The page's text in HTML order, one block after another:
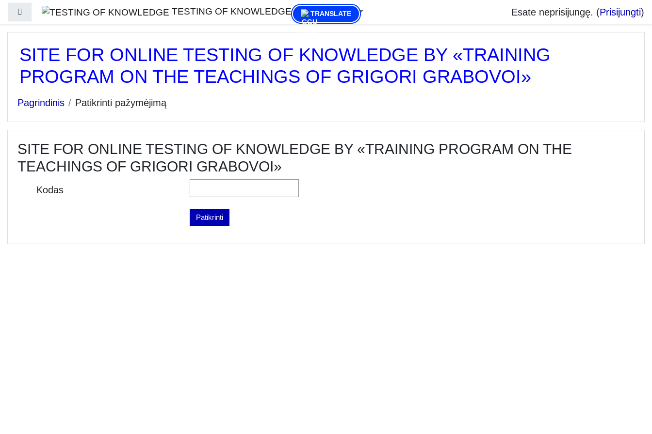
Pereiti į pagrindinį turinį
Šoninis skydelis TESTING OF KNOWLEDGE Lietuvių ‎(lt)‎ Esate neprisijungę. (Prisijungti)
SITE FOR ONLINE TESTING OF KNOWLEDGE BY «TRAINING
PROGRAM ON THE TEACHINGS OF GRIGORI GRABOVOI»
Pagrindinis Patikrinti pažymėjimą
SITE FOR ONLINE TESTING OF KNOWLEDGE BY «TRAINING PROGRAM ON THE
TEACHINGS OF GRIGORI GRABOVOI»
Kodas
TRANSLATE